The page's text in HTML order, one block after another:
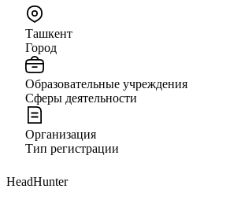
Ташкент
Город
Образовательные учреждения
Сферы деятельности
Организация
Тип регистрации
HeadHunter